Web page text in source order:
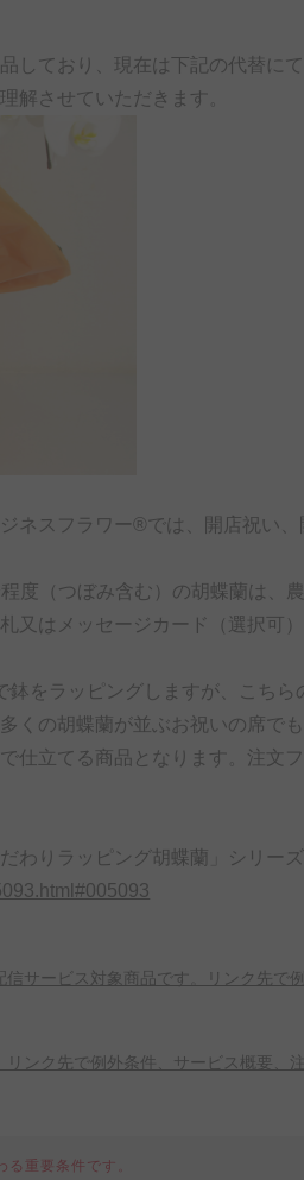
しており、現在は下記の代替に
解させていただきます。
ネスフラワー®では、開店祝い
度（つぼみ含む）の胡蝶蘭は、
又はメッセージカード（選択可
鉢をラッピングしますが、こちら
多くの胡蝶蘭が並ぶお祝いの席で
仕立てる商品となります。注文
わりラッピング胡蝶蘭」シリー
サービス対象商品です。リンク先で
ンク先で例外条件、サービス概要、
重要条件です。